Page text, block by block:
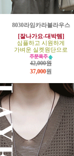
8030라임카라블라우스
[잘나가요-대박템]
심플하고 시원하게
가벼운 실켓원단으로
42,000원
37,000원